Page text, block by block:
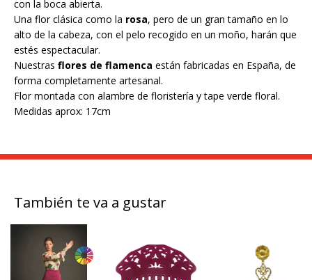
con la boca abierta.
Una flor clásica como la rosa, pero de un gran tamaño en lo
alto de la cabeza, con el pelo recogido en un moño, harán que
estés espectacular.
Nuestras flores de flamenca están fabricadas en España, de
forma completamente artesanal.
Flor montada con alambre de floristería y tape verde floral.
Medidas aprox: 17cm
También te va a gustar